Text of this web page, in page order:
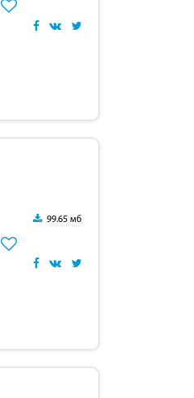
99.65 мб